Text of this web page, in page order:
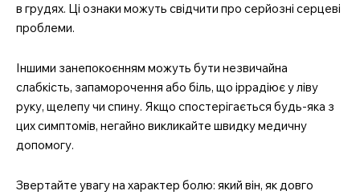
в грудях. Ці ознаки можуть свідчити про серйозні серцеві
проблеми.
Іншими занепокоєнням можуть бути незвичайна
слабкість, запаморочення або біль, що іррадіює у ліву
руку, щелепу чи спину. Якщо спостерігається будь-яка з
цих симптомів, негайно викликайте швидку медичну
допомогу.
Звертайте увагу на характер болю: який він, як довго